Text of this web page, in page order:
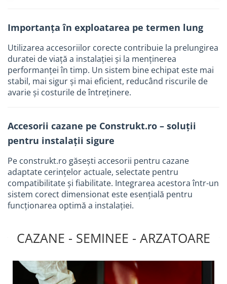
Importanța în exploatarea pe termen lung
Utilizarea accesoriilor corecte contribuie la prelungirea
duratei de viață a instalației și la menținerea
performanței în timp. Un sistem bine echipat este mai
stabil, mai sigur și mai eficient, reducând riscurile de
avarie și costurile de întreținere.
Accesorii cazane pe Construkt.ro – soluții
pentru instalații sigure
Pe construkt.ro găsești accesorii pentru cazane
adaptate cerințelor actuale, selectate pentru
compatibilitate și fiabilitate. Integrarea acestora într-un
sistem corect dimensionat este esențială pentru
funcționarea optimă a instalației.
CAZANE - SEMINEE - ARZATOARE